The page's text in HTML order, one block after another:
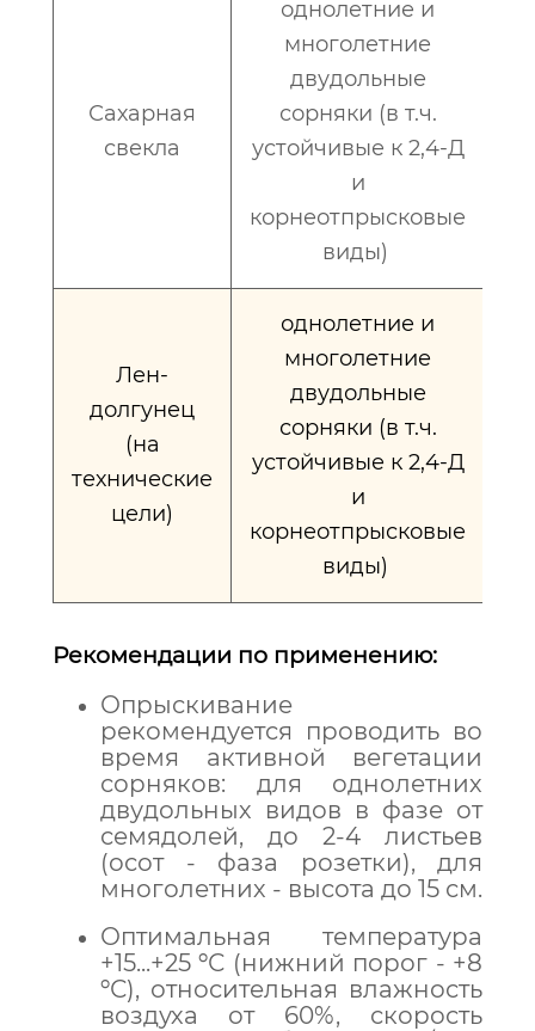
Сахарная
свекла
однолетние и
многолетние
двудольные
сорняки (в т.ч.
устойчивые к 2,4-Д
и
корнеотпрысковые
виды)
Лен-
долгунец
(на
технические
цели)
однолетние и
многолетние
двудольные
сорняки (в т.ч.
устойчивые к 2,4-Д
и
корнеотпрысковые
виды)
Рекомендации по применению:
Опрыскивание
рекомендуется проводить во
время активной вегетации
сорняков: для однолетних
двудольных видов в фазе от
семядолей, до 2-4 листьев
(осот - фаза розетки), для
многолетних - высота до 15 см.
Оптимальная температура
+15...+25 ºС (нижний порог - +8
ºС), относительная влажность
воздуха от 60%, скорость